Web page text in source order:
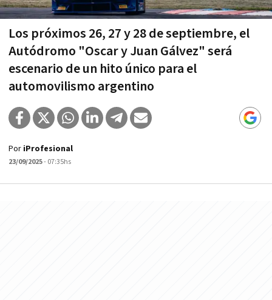
Los próximos 26, 27 y 28 de septiembre, el
Autódromo "Oscar y Juan Gálvez" será
escenario de un hito único para el
automovilismo argentino
Por iProfesional
23/09/2025- 07:35hs